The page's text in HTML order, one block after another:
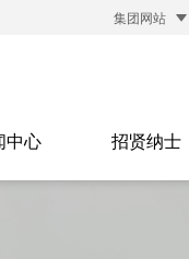
集团网站
中心 招贤纳士